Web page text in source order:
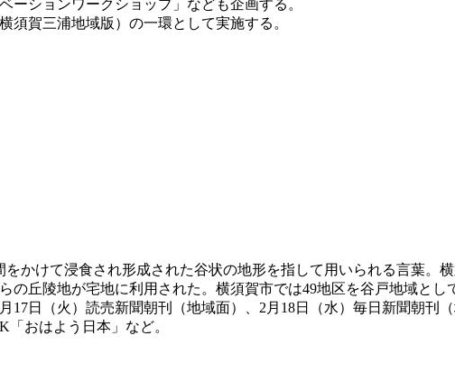
ションワークショップ」なども企画する。
賀三浦地域版）の一環として実施する。
かけて浸食され形成された谷状の地形を指して用いられる言葉。
丘陵地が宅地に利用された。横須賀市では49地区を谷戸地域とし
17日（火）読売新聞朝刊（地域面）、2月18日（水）毎日新聞朝刊
おはよう日本」など。